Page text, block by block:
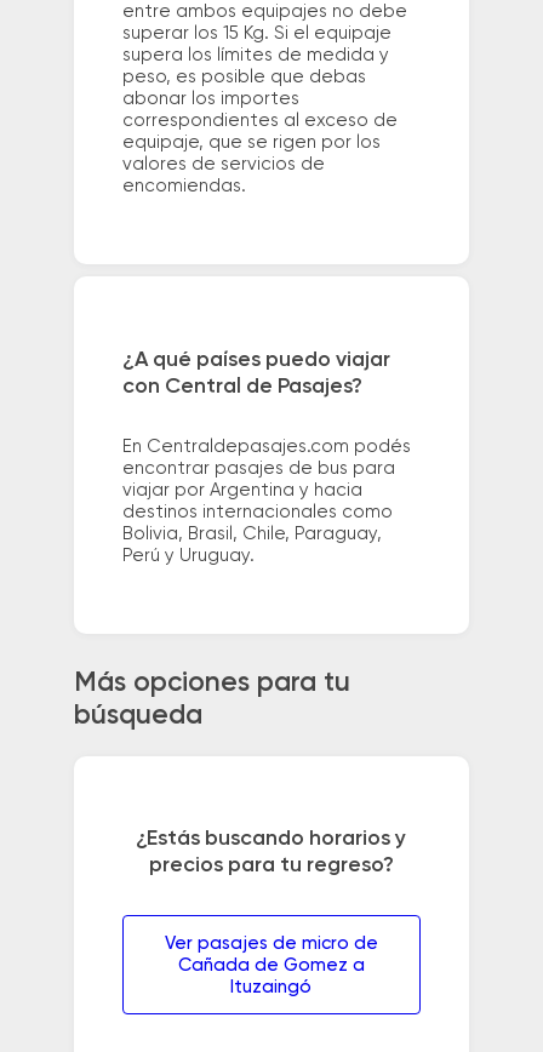
entre ambos equipajes no debe
superar los 15 Kg. Si el equipaje
supera los límites de medida y
peso, es posible que debas
abonar los importes
correspondientes al exceso de
equipaje, que se rigen por los
valores de servicios de
encomiendas.
¿A qué países puedo viajar
con Central de Pasajes?
En Centraldepasajes.com podés
encontrar pasajes de bus para
viajar por Argentina y hacia
destinos internacionales como
Bolivia, Brasil, Chile, Paraguay,
Perú y Uruguay.
Más opciones para tu
búsqueda
¿Estás buscando horarios y
precios para tu regreso?
Ver pasajes de micro de
Cañada de Gomez a
Ituzaingó